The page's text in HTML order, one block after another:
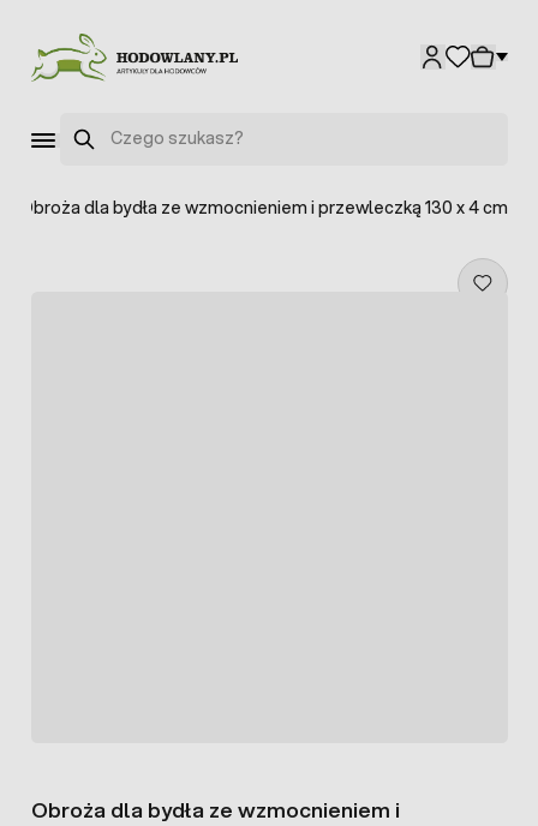
Szukaj
Obroża dla bydła ze wzmocnieniem i przewleczką 130 x 4 cm
Obroża dla bydła ze wzmocnieniem i